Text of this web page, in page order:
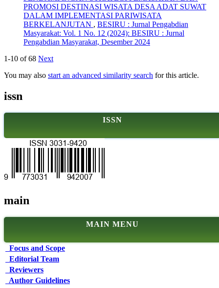
PROMOSI DESTINASI WISATA DESA ADAT SUWAT
DALAM IMPLEMENTASI PARIWISATA
BERKELANJUTAN , BESIRU : Jurnal Pengabdian
Masyarakat: Vol. 1 No. 12 (2024): BESIRU : Jurnal
Pengabdian Masyarakat, Desember 2024
1-10 of 68 Next
You may also start an advanced similarity search for this article.
issn
ISSN
main
MAIN MENU
Focus and Scope
Editorial Team
Reviewers
Author Guidelines